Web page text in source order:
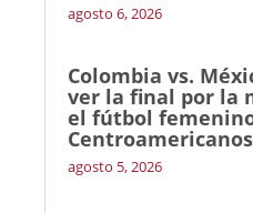
agosto 6, 2026
Colombia vs.
ver la final por la
el fútbol
agosto 5, 2026